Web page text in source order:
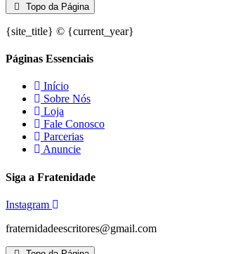
Topo da Página
{site_title} © {current_year}
Páginas Essenciais
Início
Sobre Nós
Loja
Fale Conosco
Parcerias
Anuncie
Siga a Fratenidade
Instagram
fraternidadeescritores@gmail.com